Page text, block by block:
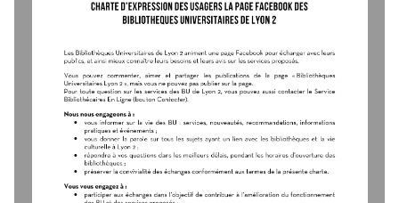




